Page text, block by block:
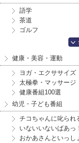
語学
茶道
ゴルフ
健康・美容・運動
ヨガ・エクササイズ
太極拳・マッサージ
健康番組100選
幼児・子ども番組
チコちゃんに叱られ
いないいないばあっ
おかあさんといっし